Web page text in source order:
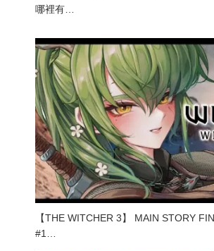
哪裡有…
【THE WITCHER 3】 MAIN STORY
#1…